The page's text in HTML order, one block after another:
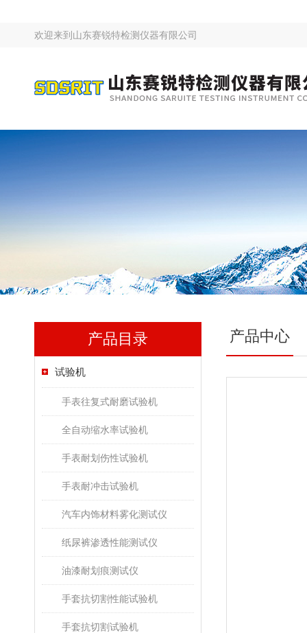
欢迎来到 山东赛锐特检测仪器有限公司
产品目录
试验机
手表往复式耐磨试验机
全自动缩水率试验机
手表耐划伤性试验机
手表耐冲击试验机
汽车内饰材料雾化测试仪
纸尿裤渗透性能测试仪
油漆耐划痕测试仪
手套抗切割性能试验机
手套抗切割试验机
产品中心